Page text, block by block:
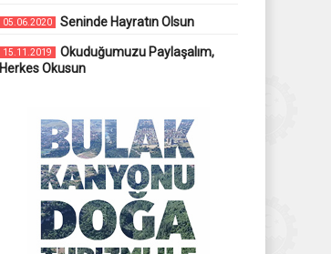
05.06.2020 Seninde Hayratın Olsun
15.11.2019
Okuduğumuzu Paylaşalım,
Herkes Okusun